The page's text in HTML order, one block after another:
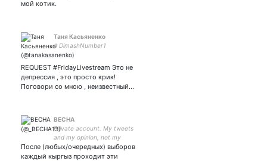
мой котик.
Таня Касьяненко
# DimashNumber1
REQUEST #FridayLivestream Это не
депрессия , это просто крик!
Поговори со мною , неизвестный…
BECHA
Private account. My tweets
and my opinion, not my
employer(s). Retweets and
likes are not endorsements.
После (любых/очередных) выборов
каждый кыргыз проходит эти